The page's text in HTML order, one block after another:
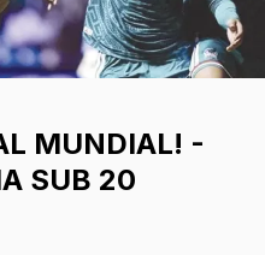
MUNDIAL! -
SUB 20